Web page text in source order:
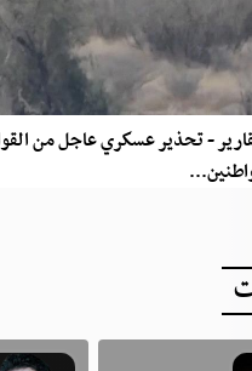
- تحذير عسكري عاجل من